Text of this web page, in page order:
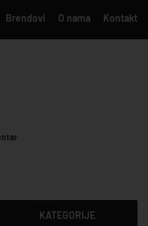
Brendovi O nama Kontakt
KATEGORIJE